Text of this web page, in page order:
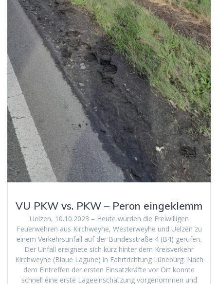
VU PKW vs. PKW – Peron eingeklemm
Uelzen, 10.10.2023 – Heute wurden die Freiwilligen
Feuerwehren aus Kirchweyhe, Westerweyhe und Uelzen zu
einem Verkehrsunfall auf der Bundesstraße 4 (B4) gerufen.
Der Unfall ereignete sich kurz hinter dem Kreisverkehr
Kirchweyhe (Blaue Lagune) in Fahrtrichtung Lüneburg. Nach
dem Eintreffen der ersten Einsatzkräfte vor Ort konnte
schnell eine erste Lageeinschätzung vorgenommen und